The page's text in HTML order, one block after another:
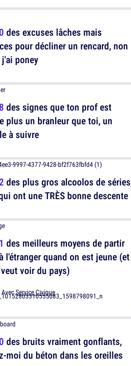
des excuses lâches mais
pour décliner un rencard, non
poney
des signes que ton prof est
plus un branleur que toi, un
à suivre
des plus gros alcoolos de
ont une TRÈS bonne descente
des meilleurs moyens de partir
l'étranger quand on est jeune (et
voir du pays)
AvecService Civique
des bruits vraiment gonflants,
moi du béton dans les oreilles